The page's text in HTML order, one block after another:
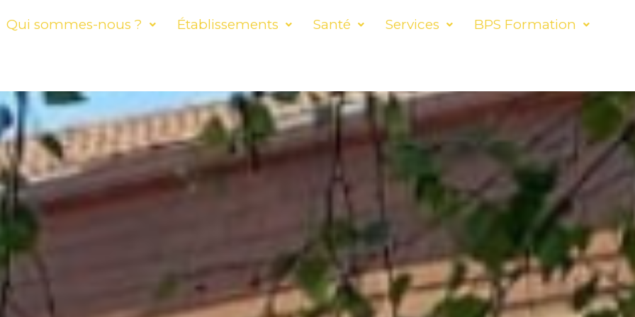
Qui sommes-nous ? Établissements Santé Services BPS Formation